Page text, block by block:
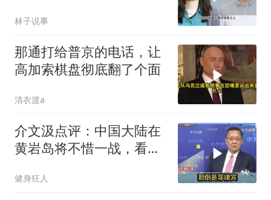
林子说事
那通打给普京的电话，让
高加索棋盘彻底翻了个面
清衣渡a
介文汲点评：中国大陆在
黄岩岛将不惜一战，看你
健身狂人